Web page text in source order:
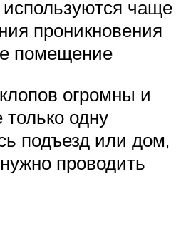
используются чаще
проникновения
помещение
огромны и
одну
подъезд или дом,
проводить